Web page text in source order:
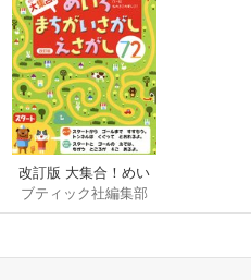
改訂版 大集合！めい
ろ・まちがいさが
し・えさがし 72
ブティック社編集部